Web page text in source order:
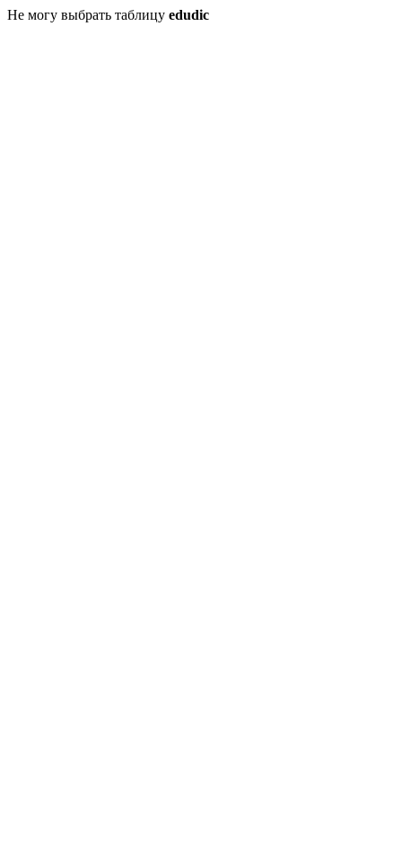
Не могу выбрать таблицу edudic